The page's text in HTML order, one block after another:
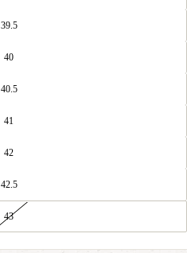
39.5
40
40.5
41
42
42.5
43